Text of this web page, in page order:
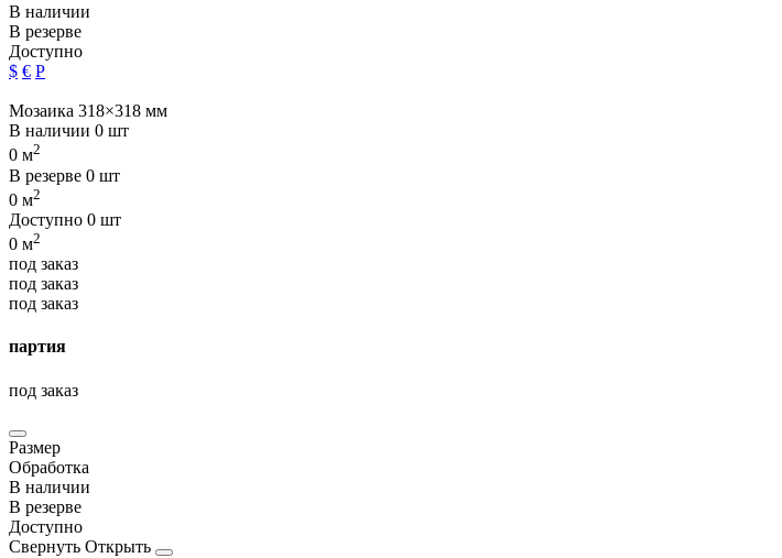
В наличии
В резерве
Доступно
$ € Р
Мозаика 318×318 мм
В наличии 0 шт
0 м2
В резерве 0 шт
0 м2
Доступно 0 шт
0 м2
под заказ
под заказ
под заказ
партия
под заказ
Размер
Обработка
В наличии
В резерве
Доступно
Свернуть Открыть